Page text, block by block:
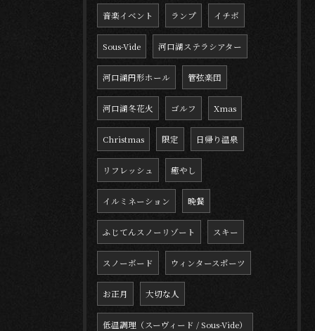
音楽イベント ランプ イチボ
Sous-Vide 河口湖ステラシアター
河口湖円形ホール 管弦楽団
河口湖冬花火 ゴルフ Xmas
Christmas 限定 日帰り温泉
リフレッシュ 癒やし
イルミネーション 晩餐
ふじてんスノーリゾート スキー
スノーボード ウィンタースポーツ
お正月 大切な人
低温調理（スーヴィード / Sous-Vide）